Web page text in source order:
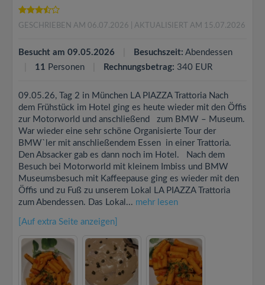
GESCHRIEBEN AM 06.07.2026 | AKTUALISIERT AM 15.07.2026
Besucht am 09.05.2026 Besuchszeit: Abendessen
11 Personen Rechnungsbetrag: 340 EUR
09.05.26, Tag 2 in München LA PIAZZA Trattoria Nach
dem Frühstück im Hotel ging es heute wieder mit den Öffis
zur Motorworld und anschließend zum BMW – Museum.
War wieder eine sehr schöne Organisierte Tour der
BMW`ler mit anschließendem Essen in einer Trattoria.
Den Absacker gab es dann noch im Hotel. Nach dem
Besuch bei Motorworld mit kleinem Imbiss und BMW
Museumsbesuch mit Kaffeepause ging es wieder mit den
Öffis und zu Fuß zu unserem Lokal LA PIAZZA Trattoria
zum Abendessen. Das Lokal... mehr lesen
[Auf extra Seite anzeigen]